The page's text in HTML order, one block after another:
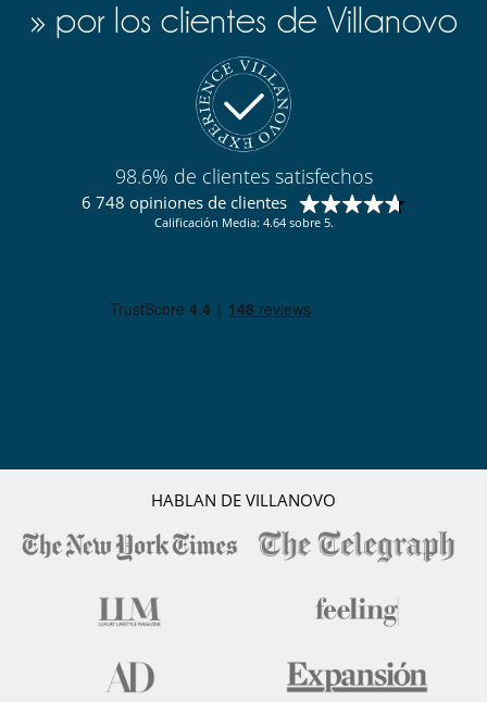
» por los clientes de Villanovo
98.6% de clientes satisfechos
6 748 opiniones de clientes
Calificación Media: 4.64 sobre 5.
HABLAN DE VILLANOVO